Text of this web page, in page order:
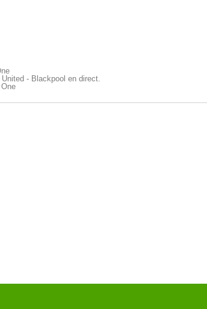
- Blackpool en direct.